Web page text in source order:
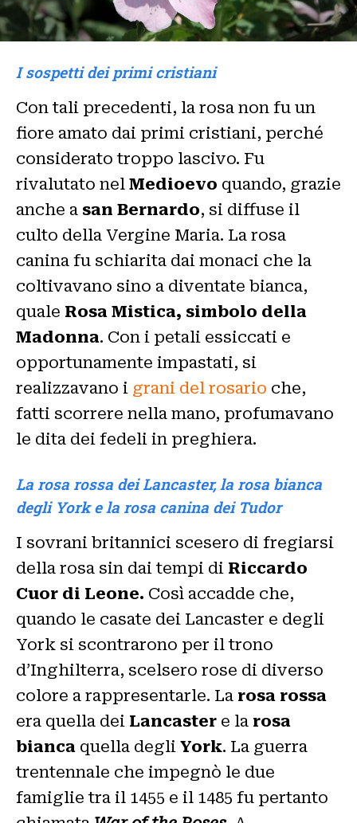
I sospetti dei primi cristiani
Con tali precedenti, la rosa non fu un
fiore amato dai primi cristiani, perché
considerato troppo lascivo. Fu
rivalutato nel Medioevo quando, grazie
anche a san Bernardo, si diffuse il
culto della Vergine Maria. La rosa
canina fu schiarita dai monaci che la
coltivavano sino a diventate bianca,
quale Rosa Mistica, simbolo della
Madonna. Con i petali essiccati e
opportunamente impastati, si
realizzavano i grani del rosario che,
fatti scorrere nella mano, profumavano
le dita dei fedeli in preghiera.
La rosa rossa dei Lancaster, la rosa bianca
degli York e la rosa canina dei Tudor
I sovrani britannici scesero di fregiarsi
della rosa sin dai tempi di Riccardo
Cuor di Leone. Così accadde che,
quando le casate dei Lancaster e degli
York si scontrarono per il trono
d’Inghilterra, scelsero rose di diverso
colore a rappresentarle. La rosa rossa
era quella dei Lancaster e la rosa
bianca quella degli York. La guerra
trentennale che impegnò le due
famiglie tra il 1455 e il 1485 fu pertanto